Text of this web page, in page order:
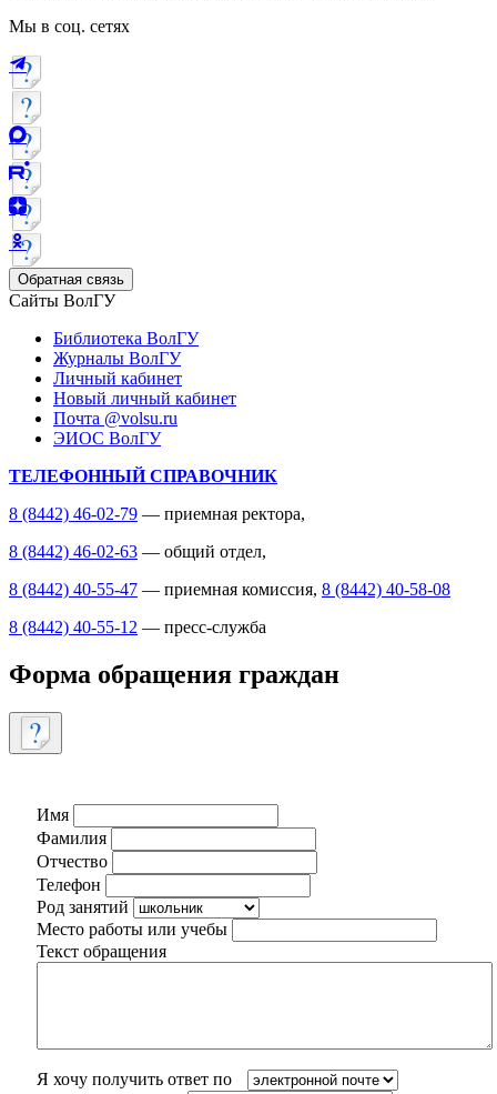
Мы в соц. сетях
Обратная связь
Сайты ВолГУ
Библиотека ВолГУ
Журналы ВолГУ
Личный кабинет
Новый личный кабинет
Почта @volsu.ru
ЭИОС ВолГУ
ТЕЛЕФОННЫЙ СПРАВОЧНИК
8 (8442) 46-02-79 — приемная ректора,
8 (8442) 46-02-63 — общий отдел,
8 (8442) 40-55-47 — приемная комиссия, 8 (8442) 40-58-08
8 (8442) 40-55-12 — пресс-служба
Форма обращения граждан
Имя
Фамилия
Отчество
Телефон
Род занятий
Место работы или учебы
Текст обращения
Я хочу получить ответ по